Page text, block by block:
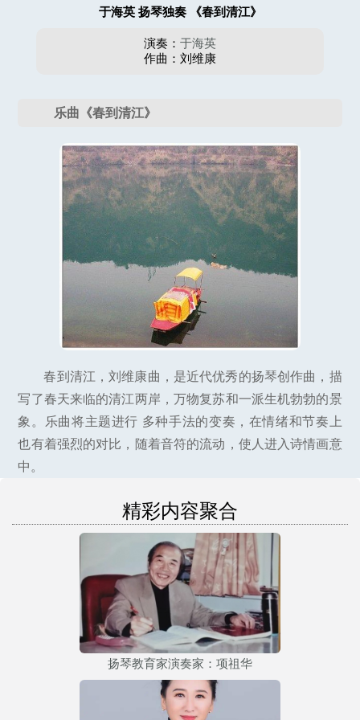
于海英 扬琴独奏 《春到清江》
演奏： 于海英
作曲：刘维康
乐曲《春到清江》
春到清江，刘维康曲，是近代优秀的扬琴创作曲，描
写了春天来临的清江两岸，万物复苏和一派生机勃勃的景
象。乐曲将主题进行 多种手法的变奏，在情绪和节奏上
也有着强烈的对比，随着音符的流动，使人进入诗情画意
中。
精彩内容聚合
扬琴教育家演奏家：项祖华